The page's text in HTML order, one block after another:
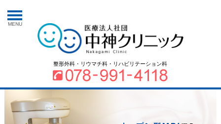
MENU
整形外科・リウマチ科・リハビリテーション科